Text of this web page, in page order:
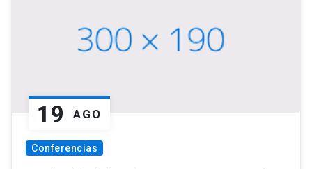
19 AGO
Conferencias